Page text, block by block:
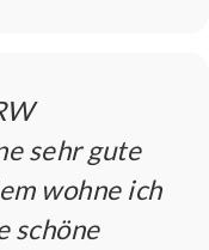
sehr gute
wohne ich
schöne